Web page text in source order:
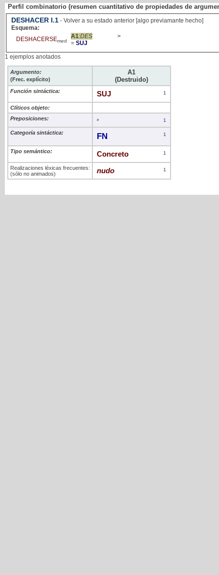
Perfil combinatorio (resumen cuantitativo de propiedades de
DESHACER I.1 - Volver a su estado anterior [algo previamante hecho]
Esquema:
DESHACERSEmed
A1:DES
= SUJ
>
1 ejemplos anotados
Argumento:
(Frec. explícito)
A1
(Destruido)
Función sintáctica: SUJ 1
Clíticos objeto:
Preposiciones:
ø 1
Categoría sintáctica: FN 1
Tipo semántico: Concreto 1
Realizaciones léxicas frecuentes:
(sólo no animados)
nudo 1